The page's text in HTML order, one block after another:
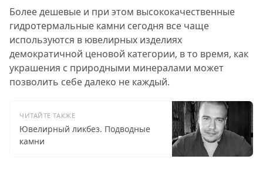
Более дешевые и при этом высококачественные
гидротермальные камни сегодня все чаще
используются в ювелирных изделиях
демократичной ценовой категории, в то время, как
украшения с природными минералами может
позволить себе далеко не каждый.
ЧИТАЙТЕ ТАКЖЕ
Ювелирный ликбез. Подводные
камни